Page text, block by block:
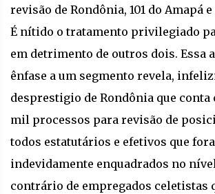
revisão de Rondônia, 101 do Amapá
É nítido o tratamento privilegiado
em detrimento de outros dois. Essa
ênfase a um segmento revela,
desprestigio de Rondônia que conta
mil processos para revisão de
todos estatutários e efetivos que
indevidamente enquadrados no
contrário de empregados celetistas